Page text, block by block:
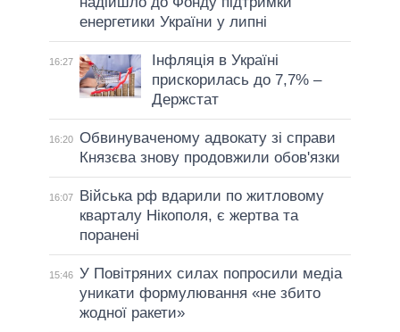
енергетики України у липні
16:27
Інфляція в Україні
прискорилась до 7,7% –
Держстат
16:20 Обвинуваченому адвокату зі справи
Князєва знову продовжили обов'язки
16:07
Війська рф вдарили по житловому
кварталу Нікополя, є жертва та
поранені
15:46 У Повітряних силах попросили медіа
уникати формулювання «не збито
жодної ракети»